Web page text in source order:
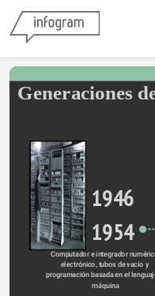
Generaciones
1946
1954
Computador e integrador
electrónico, tubos de vacío y
programación basada en el
máquina